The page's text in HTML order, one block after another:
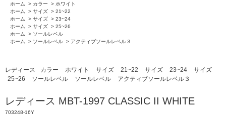
ホーム
> カラー > ホワイト
ホーム
> サイズ > 21~22
ホーム
> サイズ > 23~24
ホーム
> サイズ > 25~26
ホーム
> ソールレベル
ホーム
> ソールレベル > アクティブソールレベル３
レディース カラー ホワイト サイズ 21~22 サイズ 23~24
サイズ
25~26
ソールレベル ソールレベル アクティブソールレベル３
レディース MBT-1997 CLASSIC II WHITE
703248-16Y